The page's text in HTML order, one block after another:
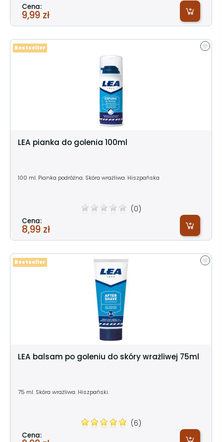
Cena:
9,99 zł
LEA pianka do golenia 100ml
100 ml. Pianka podróżna. Skóra wrażliwa. Hiszpańska
(0)
Cena:
8,99 zł
Bestseller
LEA balsam po goleniu do skóry wrażliwej 75ml
75 ml. Skóra wrażliwa. Hiszpański.
(6)
Cena:
Bestseller